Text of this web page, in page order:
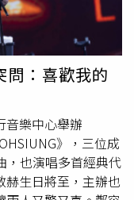
排行榜」中，紅燒
郁湯頭溶解大量鹽
可能超過4000毫
鈉攝取除了容易導
律不整及腎功能惡
」的重要性。排名
、燒肉、油雞等肉
淋在白飯上的蔥油、
源。洪永祥指出，其
磷，長期攝取容易
：喜歡我的
音樂中心舉辦
》，三位成
，也演唱多首經典代
赫生日將至，主辦也